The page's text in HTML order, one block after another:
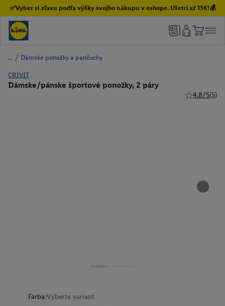
✅Vyber si zľavu podľa výšky svojho nákupu v eshope. Ušetri až 15€!💰
/ Dámske ponožky a pančuchy
CRIVIT
Dámske/pánske športové ponožky, 2 páry
4.8/5(5)
Farba:Vyberte variant